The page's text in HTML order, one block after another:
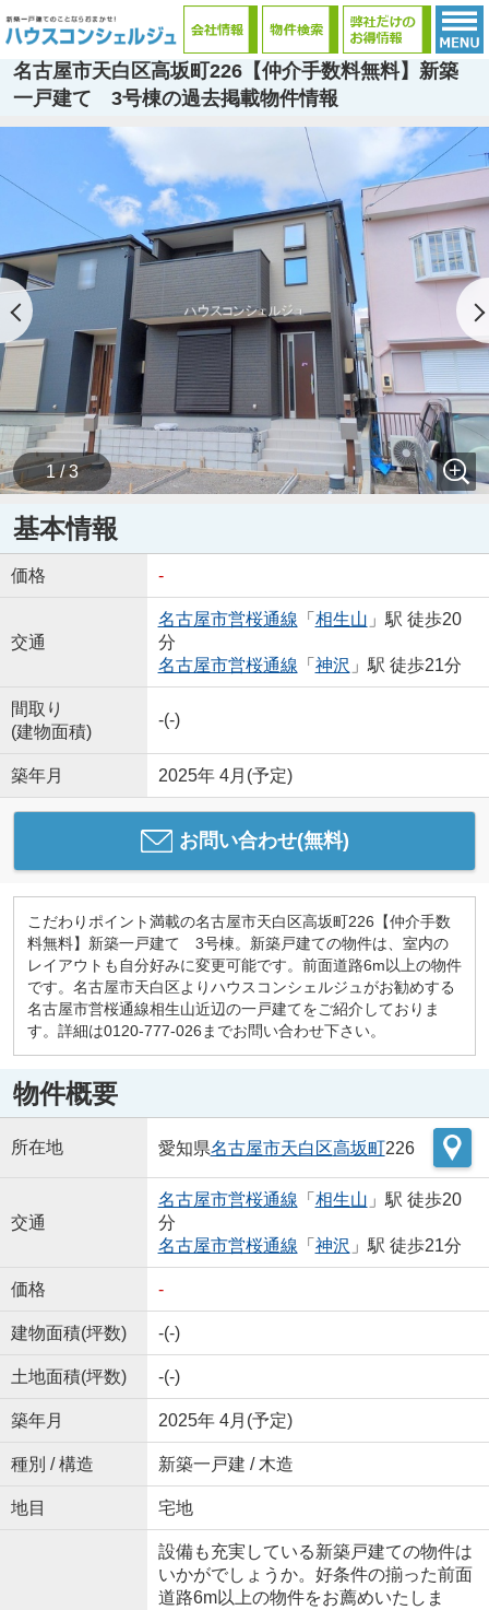
名古屋市天白区高坂町226【仲介手数料無料】新築
一戸建て 3号棟の過去掲載物件情報
1 / 3
基本情報
価格 -
交通
名古屋市営桜通線 「 相生山 」駅 徒歩20
分
名古屋市営桜通線 「 神沢 」駅 徒歩21分
間取り
(建物面積)
-(-)
築年月 2025年 4月(予定)
お問い合わせ(無料)
こだわりポイント満載の名古屋市天白区高坂町226【仲介手数
料無料】新築一戸建て 3号棟。新築戸建ての物件は、室内の
レイアウトも自分好みに変更可能です。前面道路6m以上の物件
です。名古屋市天白区よりハウスコンシェルジュがお勧めする
名古屋市営桜通線相生山近辺の一戸建てをご紹介しておりま
す。詳細は0120-777-026までお問い合わせ下さい。
物件概要
所在地 愛知県名古屋市天白区高坂町226
交通
名古屋市営桜通線 「 相生山 」駅 徒歩20
分
名古屋市営桜通線 「 神沢 」駅 徒歩21分
価格 -
建物面積(坪数) -(-)
土地面積(坪数) -(-)
築年月 2025年 4月(予定)
種別 / 構造 新築一戸建 / 木造
地目 宅地
設備も充実している新築戸建ての物件は
いかがでしょうか。好条件の揃った前面
道路6m以上の物件をお薦めいたしま